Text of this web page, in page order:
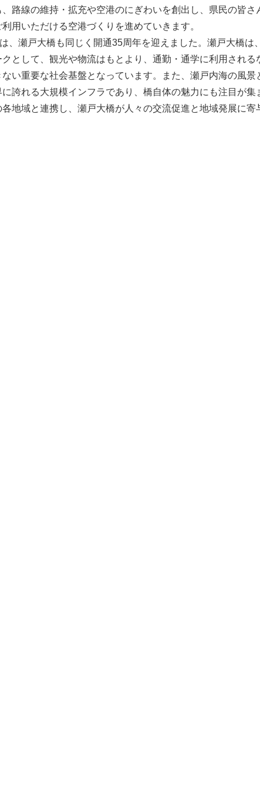
、路線の維持・拡充や空港のにぎわいを創出し、県民の皆さ
用いただける空港づくりを進めていきます。
、瀬戸大橋も同じく開通35周年を迎えました。瀬戸大橋は
として、観光や物流はもとより、通勤・通学に利用される
ない重要な社会基盤となっています。また、瀬戸内海の風景
に誇れる大規模インフラであり、橋自体の魅力にも注目が集
各地域と連携し、瀬戸大橋が人々の交流促進と地域発展に寄